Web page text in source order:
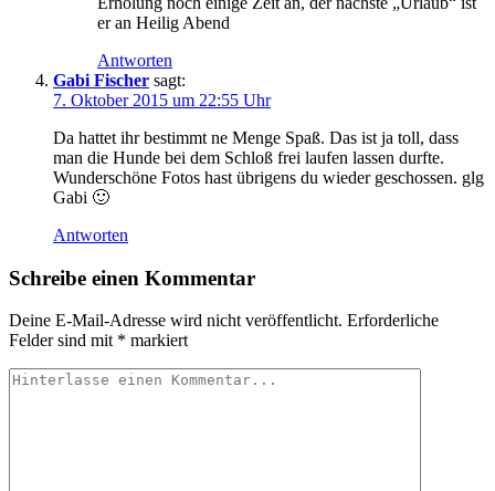
er an Heilig Abend
Antworten
Gabi Fischer sagt:
7. Oktober 2015 um 22:55 Uhr
Da hattet ihr bestimmt ne Menge Spaß. Das ist ja toll, dass
man die Hunde bei dem Schloß frei laufen lassen durfte.
Wunderschöne Fotos hast übrigens du wieder geschossen. glg
Gabi 🙂
Antworten
Schreibe einen Kommentar
Deine E-Mail-Adresse wird nicht veröffentlicht. Erforderliche
Felder sind mit * markiert